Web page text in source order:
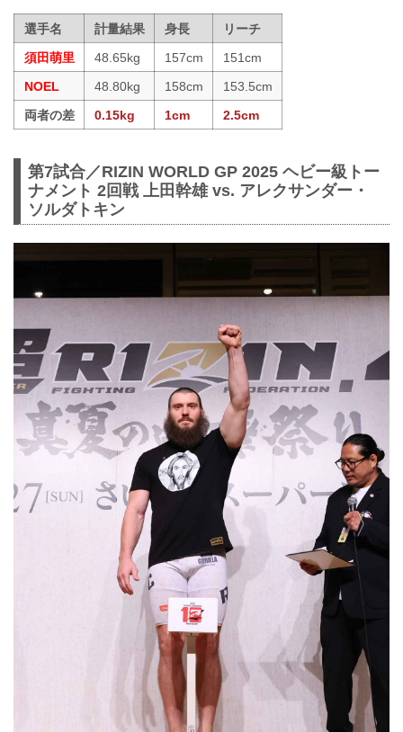
選手名 計量結果 身長
リーチ
須田萌里
48.65kg 157cm
151cm
NOEL
48.80kg 158cm
153.5cm
両者の差
0.15kg 1cm 2.5cm
第7試合／RIZIN WORLD GP 2025 ヘビー級トー
ナメント 2回戦 上田幹雄 vs. アレクサンダー・
ソルダトキン